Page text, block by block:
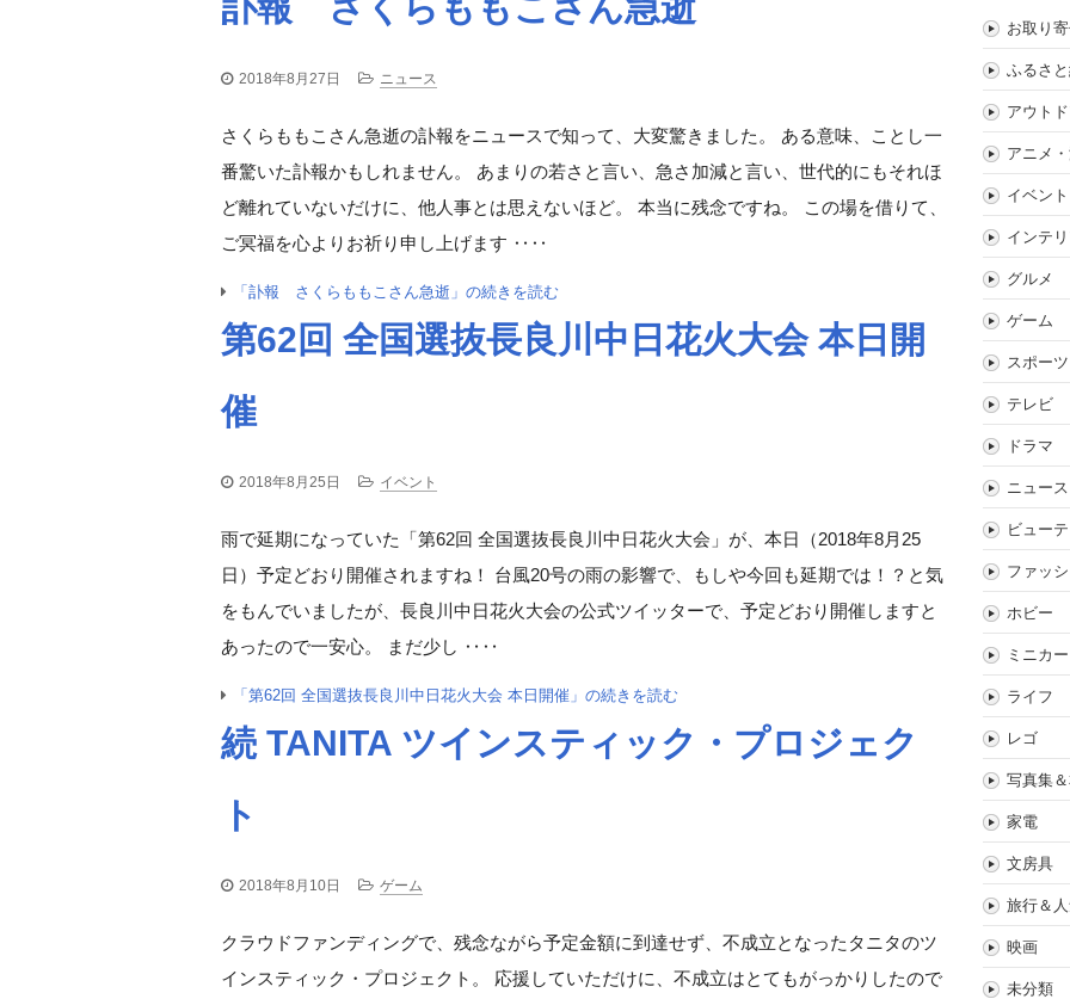
2018年8月27日 ニュース
さくらももこさん急逝の訃報をニュースで知って、大変驚きました。 ある意味、ことし一
番驚いた訃報かもしれません。 あまりの若さと言い、急さ加減と言い、世代的にもそれほ
ど離れていないだけに、他人事とは思えないほど。 本当に残念ですね。 この場を借りて、
ご冥福を心よりお祈り申し上げます ‥‥
「訃報 さくらももこさん急逝」の続きを読む
第62回 全国選抜長良川中日花火大会 本日開
催
2018年8月25日 イベント
雨で延期になっていた「第62回 全国選抜長良川中日花火大会」が、本日（2018年8月25
日）予定どおり開催されますね！ 台風20号の雨の影響で、もしや今回も延期では！？と気
をもんでいましたが、長良川中日花火大会の公式ツイッターで、予定どおり開催しますと
あったので一安心。 まだ少し ‥‥
「第62回 全国選抜長良川中日花火大会 本日開催」の続きを読む
続 TANITA ツインスティック・プロジェク
ト
2018年8月10日 ゲーム
クラウドファンディングで、残念ながら予定金額に到達せず、不成立となったタニタのツ
インスティック・プロジェクト。 応援していただけに、不成立はとてもがっかりしたので
お取り
ふるさ
アウト
アニメ
イベント
インテ
グルメ
ゲーム
スポーツ
テレビ
ドラマ
ニュース
ビュー
ファッ
ホビー
ミニカー
ライフ
レゴ
写真集
家電
文房具
旅行＆
映画
未分類